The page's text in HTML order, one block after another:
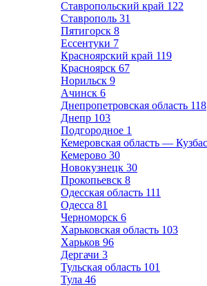
Ставропольский край 122
Ставрополь 31
Пятигорск 8
Ессентуки 7
Красноярский край 119
Красноярск 67
Норильск 9
Ачинск 6
Днепропетровская область 118
Днепр 103
Подгородное 1
Кемеровская область —
Кемерово 30
Новокузнецк 30
Прокопьевск 8
Одесская область 111
Одесса 81
Черноморск 6
Харьковская область 103
Харьков 96
Дергачи 3
Тульская область 101
Тула 46